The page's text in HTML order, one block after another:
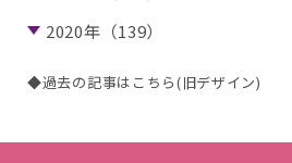
2020年（139）
◆過去の記事はこちら(旧デザイン)